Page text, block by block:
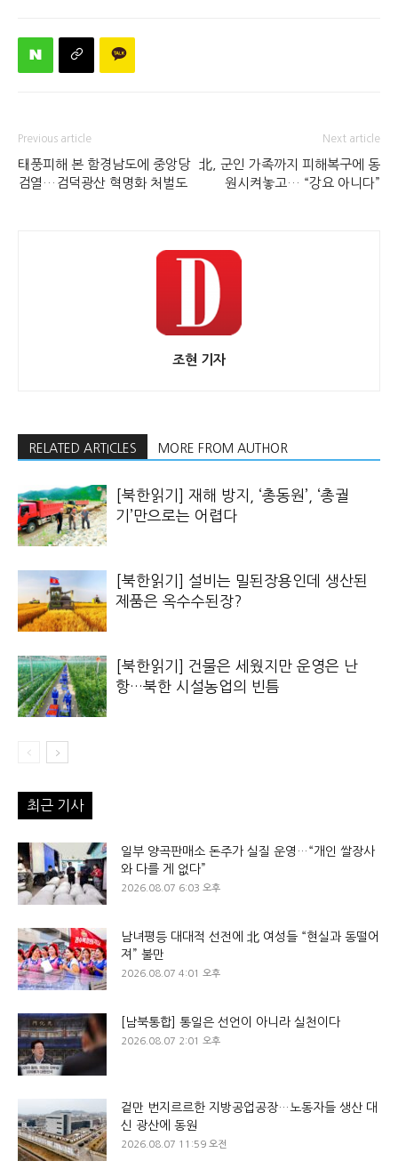
Previous article
태풍피해 본 함경남도에 중앙당
검열…검덕광산 혁명화 처벌도
Next article
北, 군인 가족까지 피해복구에 동
원시켜놓고… “강요 아니다”
조현 기자
RELATED ARTICLES MORE FROM AUTHOR
[북한읽기] 재해 방지, ‘총동원’, ‘총궐
기’만으로는 어렵다
[북한읽기] 설비는 밀된장용인데 생산된
제품은 옥수수된장?
[북한읽기] 건물은 세웠지만 운영은 난
항…북한 시설농업의 빈틈
최근 기사
일부 양곡판매소 돈주가 실질 운영…“개인 쌀장사
와 다를 게 없다”
2026.08.07 6:03 오후
남녀평등 대대적 선전에 北 여성들 “현실과 동떨어
져” 불만
2026.08.07 4:01 오후
[남북통합] 통일은 선언이 아니라 실천이다
2026.08.07 2:01 오후
겉만 번지르르한 지방공업공장…노동자들 생산 대
신 광산에 동원
2026.08.07 11:59 오전